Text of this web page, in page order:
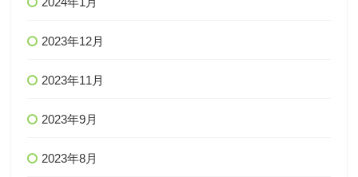
2023年12月
2023年11月
2023年9月
2023年8月